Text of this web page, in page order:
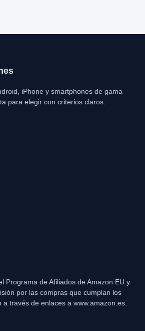
iPhone y smartphones de gama
para elegir con criterios claros.
Programa de Afiliados de Amazon EU y
por las compras que cumplan los
a través de enlaces a www.amazon.es.